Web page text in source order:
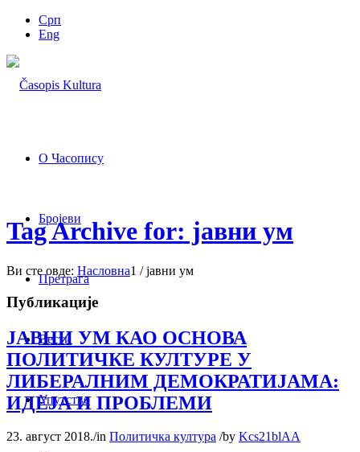
Срп
Eng
О Часопису
Бројеви
Претрага
Вести
Упутство
Tag Archive for: јавни ум
Ви сте овде: Насловна1 / јавни ум
Публикације
ЈАВНИ УМ КАО ОСНОВА
ПОЛИТИЧКЕ КУЛТУРЕ У
ЛИБЕРАЛНИМ ДЕМОКРАТИЈАМА:
ИДЕЈА И ПРОБЛЕМИ
23. август 2018./in Политичка култура /by Kcs21blAA